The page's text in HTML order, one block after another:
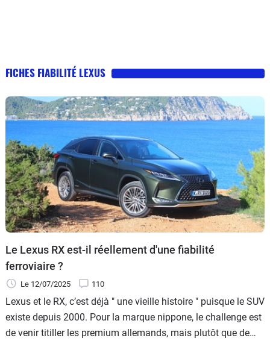
FICHES FIABILITÉ LEXUS
Le Lexus RX est-il réellement d'une fiabilité
ferroviaire ?
Le 12/07/2025 110
Lexus et le RX, c’est déjà " une vieille histoire " puisque le SUV
existe depuis 2000. Pour la marque nippone, le challenge est
de venir titiller les premium allemands, mais plutôt que de